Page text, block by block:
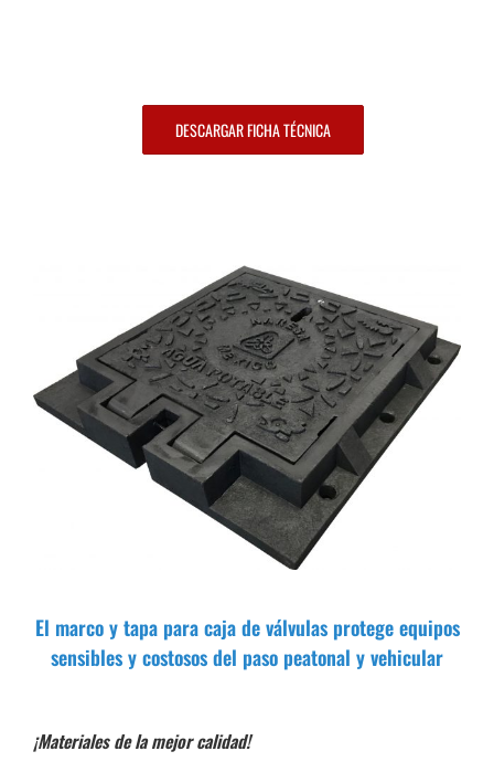
DESCARGAR FICHA TÉCNICA
El marco y tapa para caja de válvulas protege equipos
sensibles y costosos del paso peatonal y vehicular
¡Materiales de la mejor calidad!